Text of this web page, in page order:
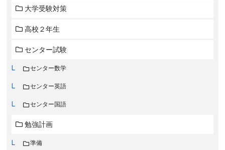
大学受験対策
高校２年生
センター試験
センター数学
センター英語
センター国語
勉強計画
準備